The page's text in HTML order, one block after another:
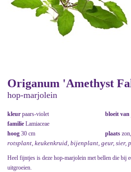
Origanum 'Amethyst
hop-marjolein
kleur paars-violet bloeit van
familie Lamiaceae
hoog 30 cm plaats
rotsplant, keukenkruid, bijenplant, geur, sier,
Heel fijntjes is deze hop-marjolein met bellen die bij
uitgroeien.